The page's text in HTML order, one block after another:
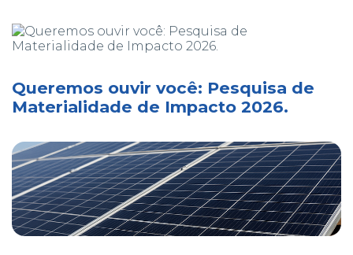
Queremos ouvir você: Pesquisa de
Materialidade de Impacto 2026.